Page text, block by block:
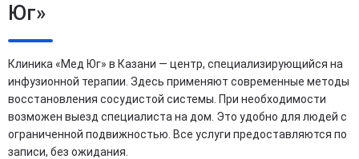
Юг»
Клиника «Мед Юг» в Казани — центр, специализирующийся на
инфузионной терапии. Здесь применяют современные методы
восстановления сосудистой системы. При необходимости
возможен выезд специалиста на дом. Это удобно для людей с
ограниченной подвижностью. Все услуги предоставляются по
записи, без ожидания.